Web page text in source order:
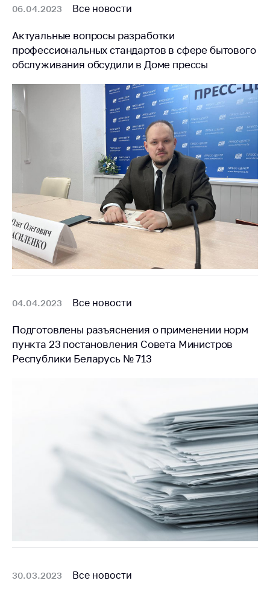
06.04.2023 Все новости
Актуальные вопросы разработки
профессиональных стандартов в сфере бытового
обслуживания обсудили в Доме прессы
04.04.2023 Все новости
Подготовлены разъяснения о применении норм
пункта 23 постановления Совета Министров
Республики Беларусь № 713
30.03.2023 Все новости